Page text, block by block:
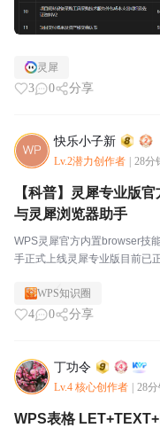
灵犀
3 0 分享
快乐小子新
Lv.2潜力创作者 28分
【科普】灵犀专业版
与灵犀浏览器助手
WPS灵犀官方内置browser技
手正式上线灵犀专业版目前已
首页帖子标题"...
WPS知识圈
4 0 分享
丁功令
Lv.4 核心创作者 28
WPS表格